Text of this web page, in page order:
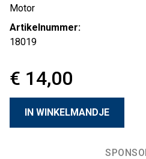
Motor
Artikelnummer:
18019
€ 14,00